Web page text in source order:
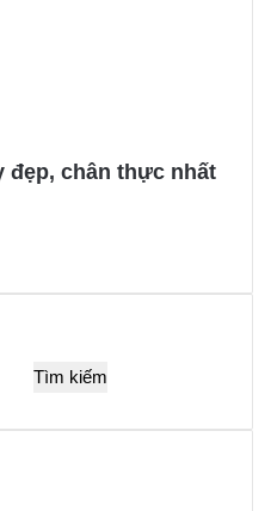
đẹp, chân thực nhất